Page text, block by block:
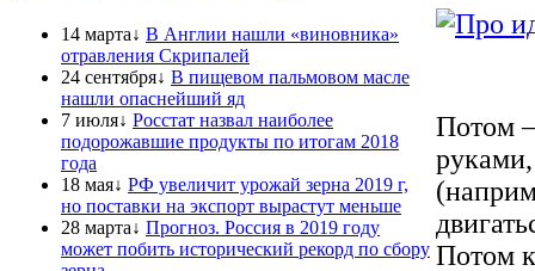
14 марта↓ В Англии нашли «виновника»
отравления Скрипалей
24 сентября↓ В пищевом пальмовом масле
нашли опаснейший яд
7 июля↓ Росстат назвал наиболее
подорожавшие продукты по итогам 2018
года
18 мая↓ РФ увеличит урожай зерна 2019 г,
но поставки на экспорт вырастут меньше
28 марта↓ Прогноз. Россия в 2019 году
может побить исторический рекорд по сбору
Потом
Потом